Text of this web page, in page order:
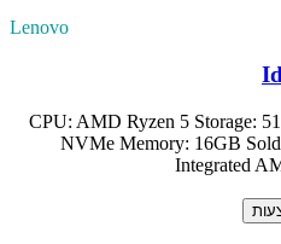
Lenovo
CPU: AMD Ryzen 5 Storage:
NVMe Memory: 16GB
Integrated